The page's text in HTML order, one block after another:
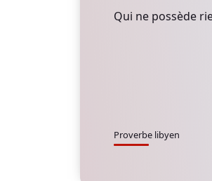
Qui ne possède
Proverbe libyen